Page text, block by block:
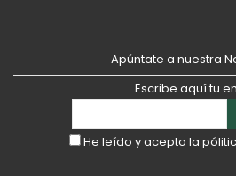
Apúntate a nuestra
Escribe aquí tu
He leído y acepto la